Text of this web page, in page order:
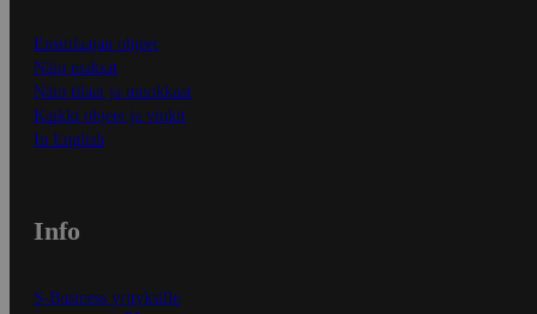
Ensitilaajan ohjeet
Näin maksat
Näin tilaat ja muokkaat
Kaikki ohjeet ja vinkit
In English
Info
S-Business yrityksille